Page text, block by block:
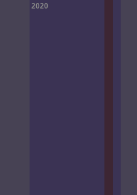
2020